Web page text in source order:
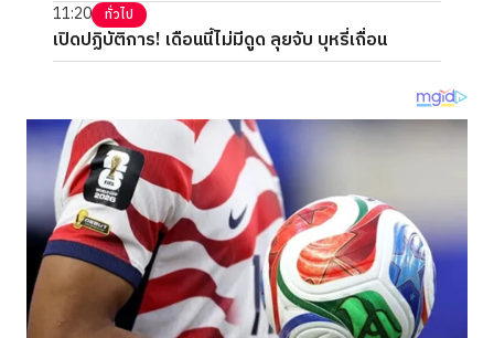
11:20 ทั่วไป
เปิดปฏิบัติการ! เดือนนี้ไม่มีดูด ลุยจับ บุหรี่เถื่อน